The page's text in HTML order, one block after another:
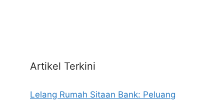
Artikel Terkini
Lelang Rumah Sitaan Bank: Peluang